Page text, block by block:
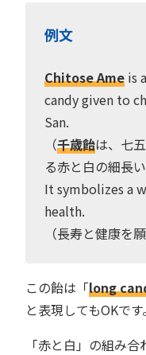
例文
Chitose Ame is
candy given to
San.
（千歳飴は、七
る赤と白の細長い
It symbolizes a
health.
（長寿と健康を
この飴は「long
と表現してもOKです。
「赤と白」の組み